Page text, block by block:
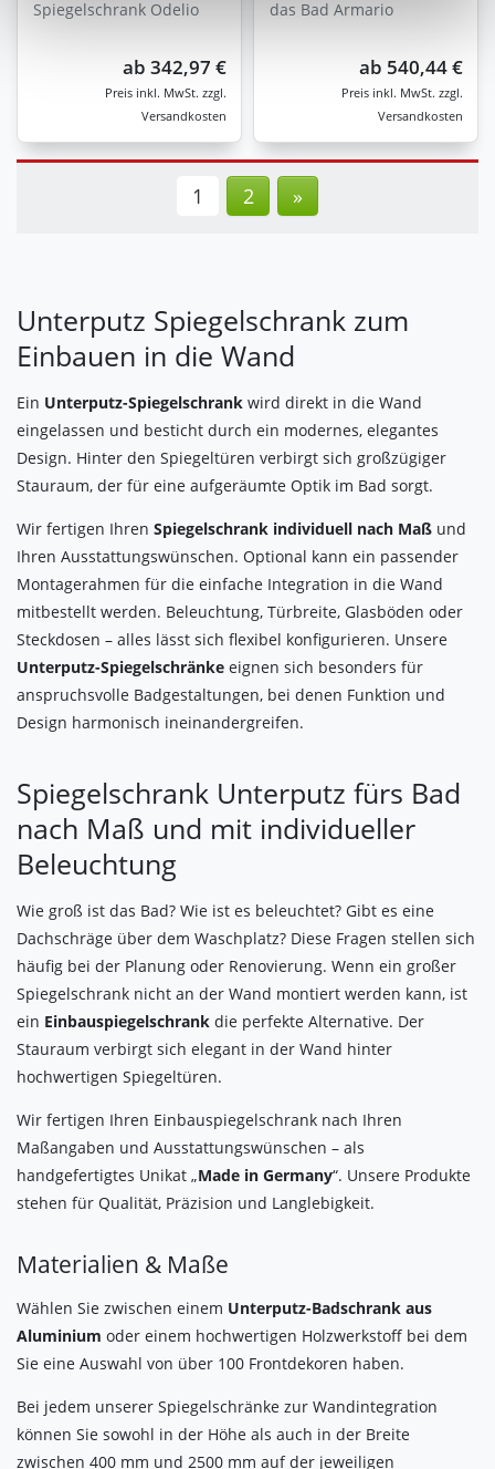
unter "Cookies" Ihre getroffene Auswahl anpassen. Durch
Verarbeitung nicht berührt.
Datenschutz
Unterputz Spiegelschrank zum
Einbauen in die Wand
Ein Unterputz-Spiegelschrank wird direkt in die Wand
eingelassen und besticht durch ein modernes, elegantes
Design. Hinter den Spiegeltüren verbirgt sich großzügiger
Stauraum, der für eine aufgeräumte Optik im Bad sorgt.
Wir fertigen Ihren Spiegelschrank individuell nach Maß und
Ihren Ausstattungswünschen. Optional kann ein passender
Montagerahmen für die einfache Integration in die Wand
mitbestellt werden. Beleuchtung, Türbreite, Glasböden oder
Steckdosen – alles lässt sich flexibel konfigurieren. Unsere
Unterputz-Spiegelschränke eignen sich besonders für
anspruchsvolle Badgestaltungen, bei denen Funktion und
Design harmonisch ineinandergreifen.
Spiegelschrank Unterputz fürs Bad
nach Maß und mit individueller
Beleuchtung
Wie groß ist das Bad? Wie ist es beleuchtet? Gibt es eine
Dachschräge über dem Waschplatz? Diese Fragen stellen sich
häufig bei der Planung oder Renovierung. Wenn ein großer
Spiegelschrank nicht an der Wand montiert werden kann, ist
ein Einbauspiegelschrank die perfekte Alternative. Der
Stauraum verbirgt sich elegant in der Wand hinter
hochwertigen Spiegeltüren.
Wir fertigen Ihren Einbauspiegelschrank nach Ihren
Maßangaben und Ausstattungswünschen – als
handgefertigtes Unikat „Made in Germany“. Unsere Produkte
stehen für Qualität, Präzision und Langlebigkeit.
Materialien & Maße
Wählen Sie zwischen einem Unterputz-Badschrank aus
Aluminium oder einem hochwertigen Holzwerkstoff bei dem
Sie eine Auswahl von über 100 Frontdekoren haben.
Bei jedem unserer Spiegelschränke zur Wandintegration
können Sie sowohl in der Höhe als auch in der Breite
zwischen 400 mm und 2500 mm auf der jeweiligen
Spiegelschrank Odelio
ab 342,97 €
zzgl.
Versandkosten
das Bad Armario
ab 540,44 €
zzgl.
Versandkosten
1 2 »